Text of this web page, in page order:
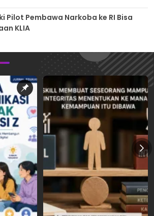
Pilot Pembawa Narkoba ke RI Bisa
KLIA